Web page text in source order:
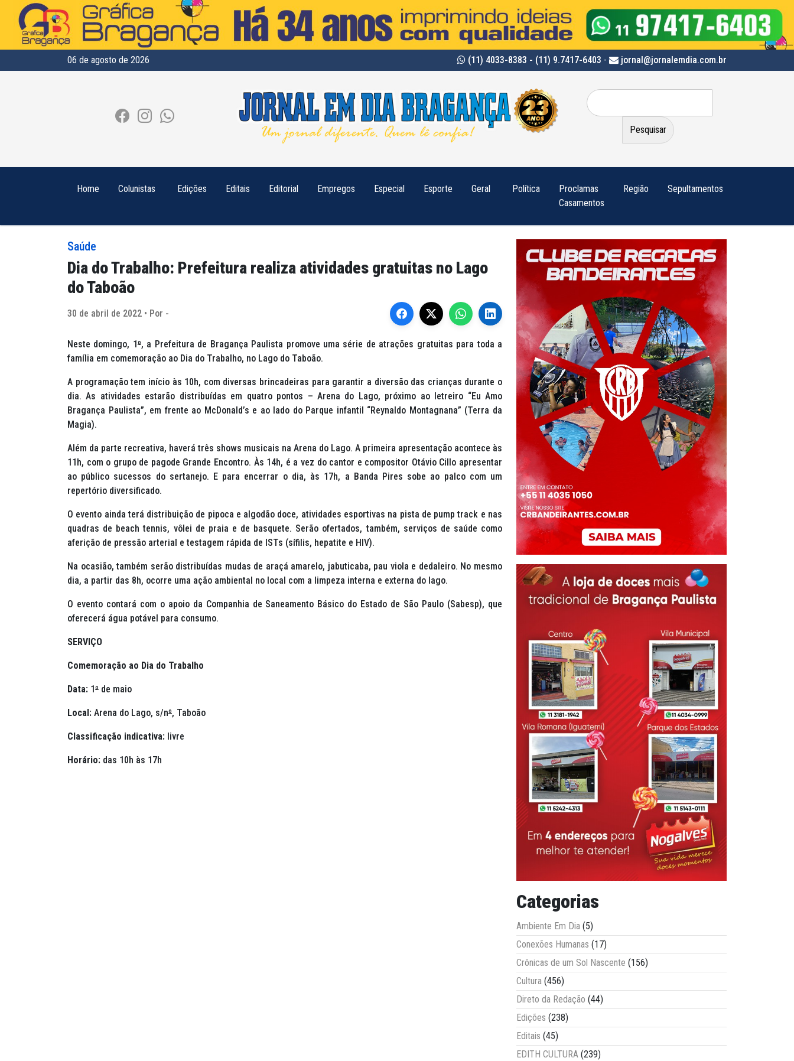
06 de agosto de 2026 (11) 4033-8383 - (11) 9.7417-6403 - jornal@jornalemdia.com.br
Pesquisar
por:
Home Colunistas Edições Editais Editorial Empregos Especial Esporte Geral Política
Proclamas
Casamentos
Região Sepultamentos
Saúde
Dia do Trabalho: Prefeitura realiza atividades gratuitas no Lago
do Taboão
30 de abril de 2022 • Por -
Neste domingo, 1º, a Prefeitura de Bragança Paulista promove uma série de atrações gratuitas para toda a
família em comemoração ao Dia do Trabalho, no Lago do Taboão.
A programação tem início às 10h, com diversas brincadeiras para garantir a diversão das crianças durante o
dia. As atividades estarão distribuídas em quatro pontos – Arena do Lago, próximo ao letreiro “Eu Amo
Bragança Paulista”, em frente ao McDonald’s e ao lado do Parque infantil “Reynaldo Montagnana” (Terra da
Magia).
Além da parte recreativa, haverá três shows musicais na Arena do Lago. A primeira apresentação acontece às
11h, com o grupo de pagode Grande Encontro. Às 14h, é a vez do cantor e compositor Otávio Cillo apresentar
ao público sucessos do sertanejo. E para encerrar o dia, às 17h, a Banda Pires sobe ao palco com um
repertório diversificado.
O evento ainda terá distribuição de pipoca e algodão doce, atividades esportivas na pista de pump track e nas
quadras de beach tennis, vôlei de praia e de basquete. Serão ofertados, também, serviços de saúde como
aferição de pressão arterial e testagem rápida de ISTs (sífilis, hepatite e HIV).
Na ocasião, também serão distribuídas mudas de araçá amarelo, jabuticaba, pau viola e dedaleiro. No mesmo
dia, a partir das 8h, ocorre uma ação ambiental no local com a limpeza interna e externa do lago.
O evento contará com o apoio da Companhia de Saneamento Básico do Estado de São Paulo (Sabesp), que
oferecerá água potável para consumo.
SERVIÇO
Comemoração ao Dia do Trabalho
Data: 1º de maio
Local: Arena do Lago, s/nº, Taboão
Classificação indicativa: livre
Horário: das 10h às 17h
Categorias
Ambiente Em Dia (5)
Conexões Humanas (17)
Crônicas de um Sol Nascente (156)
Cultura (456)
Direto da Redação (44)
Edições (238)
Editais (45)
EDITH CULTURA (239)